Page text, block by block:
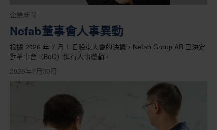
企業新聞
Nefab董事會人事異動
根據 2026 年 7 月 1 日股東大會的決議，Nefab Group AB 已決定
對董事會（BoD）進行人事變動。
2026年7月30日